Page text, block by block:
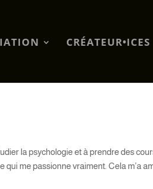
CRÉATEUR•ICES
la psychologie et à prendre des
qui me passionne vraiment. Cela m’a